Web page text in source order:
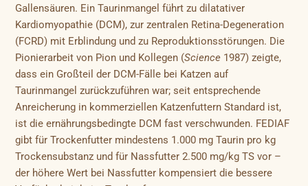
Gallensäuren. Ein Taurinmangel führt zu dilatativer
Kardiomyopathie (DCM), zur zentralen Retina-Degeneration
(FCRD) mit Erblindung und zu Reproduktionsstörungen. Die
Pionierarbeit von Pion und Kollegen (Science 1987) zeigte,
dass ein Großteil der DCM-Fälle bei Katzen auf
Taurinmangel zurückzuführen war; seit entsprechende
Anreicherung in kommerziellen Katzenfuttern Standard ist,
ist die ernährungsbedingte DCM fast verschwunden. FEDIAF
gibt für Trockenfutter mindestens 1.000 mg Taurin pro kg
Trockensubstanz und für Nassfutter 2.500 mg/kg TS vor –
der höhere Wert bei Nassfutter kompensiert die bessere